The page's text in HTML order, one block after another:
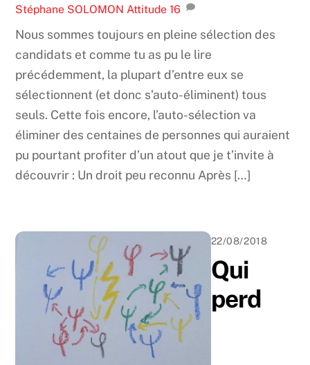
Stéphane SOLOMON Attitude 16
Nous sommes toujours en pleine sélection des
candidats et comme tu as pu le lire
précédemment, la plupart d’entre eux se
sélectionnent (et donc s’auto-éliminent) tous
seuls. Cette fois encore, l’auto-sélection va
éliminer des centaines de personnes qui auraient
pu pourtant profiter d’un atout que je t’invite à
découvrir : Un droit peu reconnu Après […]
22/08/2018
Qui
perd